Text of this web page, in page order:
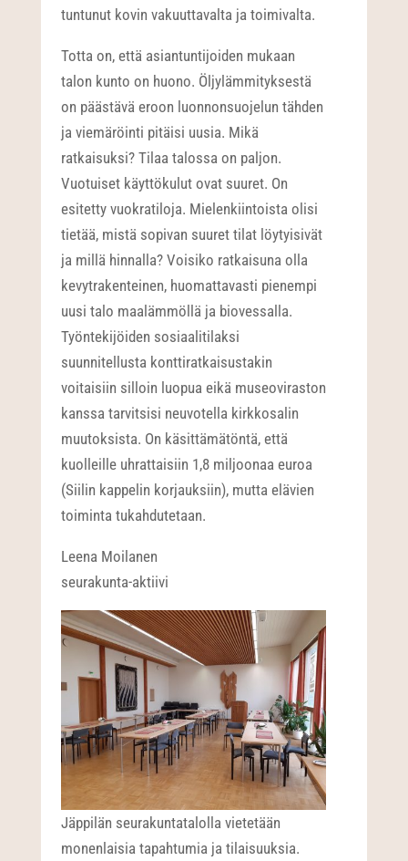
tuntunut kovin vakuuttavalta ja toimivalta.
Totta on, että asiantuntijoiden mukaan
talon kunto on huono. Öljylämmityksestä
on päästävä eroon luonnonsuojelun tähden
ja viemäröinti pitäisi uusia. Mikä
ratkaisuksi? Tilaa talossa on paljon.
Vuotuiset käyttökulut ovat suuret. On
esitetty vuokratiloja. Mielenkiintoista olisi
tietää, mistä sopivan suuret tilat löytyisivät
ja millä hinnalla? Voisiko ratkaisuna olla
kevytrakenteinen, huomattavasti pienempi
uusi talo maalämmöllä ja biovessalla.
Työntekijöiden sosiaalitilaksi
suunnitellusta konttiratkaisustakin
voitaisiin silloin luopua eikä museoviraston
kanssa tarvitsisi neuvotella kirkkosalin
muutoksista. On käsittämätöntä, että
kuolleille uhrattaisiin 1,8 miljoonaa euroa
(Siilin kappelin korjauksiin), mutta elävien
toiminta tukahdutetaan.
Leena Moilanen
seurakunta-aktiivi
Jäppilän seurakuntatalolla vietetään
monenlaisia tapahtumia ja tilaisuuksia.